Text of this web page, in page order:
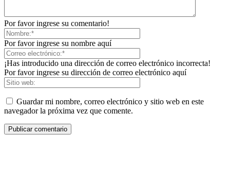
Por favor ingrese su comentario!
Por favor ingrese su nombre aquí
¡Has introducido una dirección de correo electrónico incorrecta!
Por favor ingrese su dirección de correo electrónico aquí
Guardar mi nombre, correo electrónico y sitio web en este
navegador la próxima vez que comente.